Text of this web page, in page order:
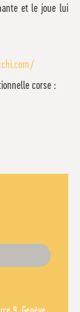
et le joue lui
corse :